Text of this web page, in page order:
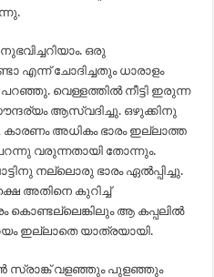
ഒരു
എന്ന് ചോദിച്ചതും ധാരാളം
വെള്ളത്തിൽ നീട്ടി ഇരുന്ന
ആസ്വദിച്ചു. ഒഴുക്കിനു
അധികം ഭാരം ഇല്ലാത്ത
വരുന്നതായി തോന്നും.
നല്ലൊരു ഭാരം ഏൽപ്പിച്ചു.
അതിനെ കുറിച്ച്
ആ കപ്പലിൽ
ഇല്ലാതെ യാത്രയായി.
സ്രാങ്ക് വളഞ്ഞും പുളഞ്ഞും